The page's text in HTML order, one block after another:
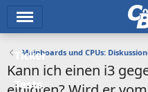
Ticker
Tests
Mainboards und CPUs:
Kann ich einen i3